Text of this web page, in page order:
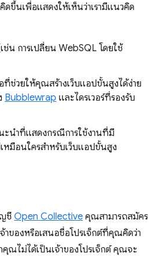
ดขึ้นเพื่อแสดงให้เห็นว่าเรามีแนวคิด
ช่น การเปลี่ยน WebSQL โดยใช้
ที่ช่วยให้คุณสร้างเว็บแอปขั้นสูงได้ง่าย
Bubblewrap และไดรเวอร์ที่รองรับ
นำที่แสดงกรณีการใช้งานที่มี
หมือนใครสำหรับเว็บแอปขั้นสูง
ชี Open Collective คุณสามารถสมัคร
าของหรือเสนอชื่อโปรเจ็กต์ที่คุณคิดว่า
ณไม่ได้เป็นเจ้าของโปรเจ็กต์ คุณจะ